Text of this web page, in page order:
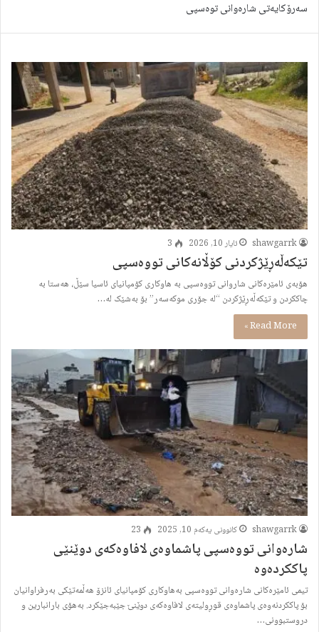
سەرۆکایەتی شارەوانی توەسپى
shawgarrk ئایار 10, 2026 3
تێکەڵەڕێژکردنی کۆڵانەکانی تووەسپی
هۆبەی ئامێرەکانی شاروانی تووەسپی بە هاوکاری کۆمپانیای ئاسیا سێڵ، هەستا بە
چاککردن و تێکەڵەڕێژکردن “لە جۆری موکەسەر” بۆ بەشێک لە…
Read More »
shawgarrk کانوونی یەکەم 10, 2025 23
شارەوانی تووەسپی پاشماوەی لافاوەکەی دوێنێی
پاککردەوە
تیمی ئامێرەکانی شارەوانی تووەسپی بەهاوکاری کۆمپانیای ئانزۆ هەڵمەتێکی بەرفراوانیان
بۆ پاککردنەوەی پاشماوەی قوڕولیتەی لافاوەکەی دوێنێ جێبەجێکرد. بەهۆی بارانبارین و
دروستبوونی…